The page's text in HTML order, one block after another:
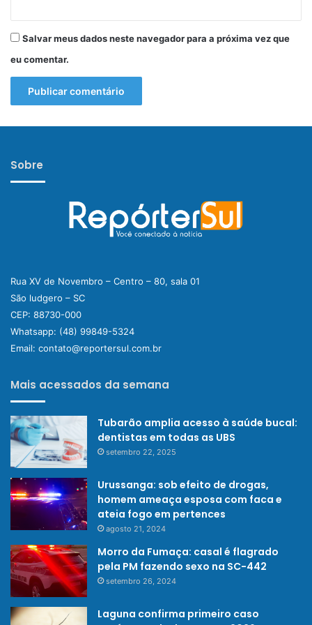
Salvar meus dados neste navegador para a próxima vez que
eu comentar.
Sobre
Rua XV de Novembro – Centro – 80, sala 01
São ludgero – SC
CEP: 88730-000
Whatsapp: (48) 99849-5324
Email: contato@reportersul.com.br
Mais acessados da semana
Tubarão amplia acesso à saúde bucal:
dentistas em todas as UBS
setembro 22, 2025
Urussanga: sob efeito de drogas,
homem ameaça esposa com faca e
ateia fogo em pertences
agosto 21, 2024
Morro da Fumaça: casal é flagrado
pela PM fazendo sexo na SC-442
setembro 26, 2024
Laguna confirma primeiro caso